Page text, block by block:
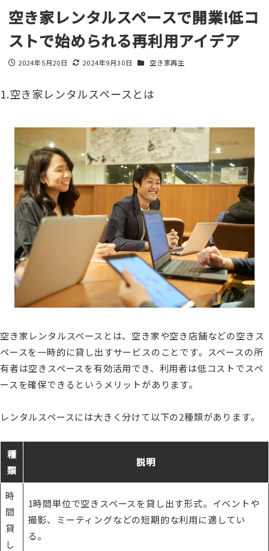
空き家レンタルスペースで開業!低コ
ストで始められる再利用アイデア
投稿日
2024年5月20日
更新日
2024年9月30日 カテゴリー
空き家再生
1.空き家レンタルスペースとは
空き家レンタルスペースとは、空き家や空き店舗などの空きス
ペースを一時的に貸し出すサービスのことです。スペースの所
有者は空きスペースを有効活用でき、利用者は低コストでスペ
ースを確保できるというメリットがあります。
レンタルスペースには大きく分けて以下の2種類があります。
種
類
説明
時
間
貸
し
1時間単位で空きスペースを貸し出す形式。イベントや
撮影、ミーティングなどの短期的な利用に適してい
る。